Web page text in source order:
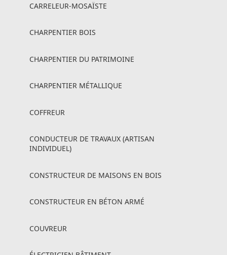
CARRELEUR-MOSAÏSTE
CHARPENTIER BOIS
CHARPENTIER DU PATRIMOINE
CHARPENTIER MÉTALLIQUE
COFFREUR
CONDUCTEUR DE TRAVAUX (ARTISAN
INDIVIDUEL)
CONSTRUCTEUR DE MAISONS EN BOIS
CONSTRUCTEUR EN BÉTON ARMÉ
COUVREUR